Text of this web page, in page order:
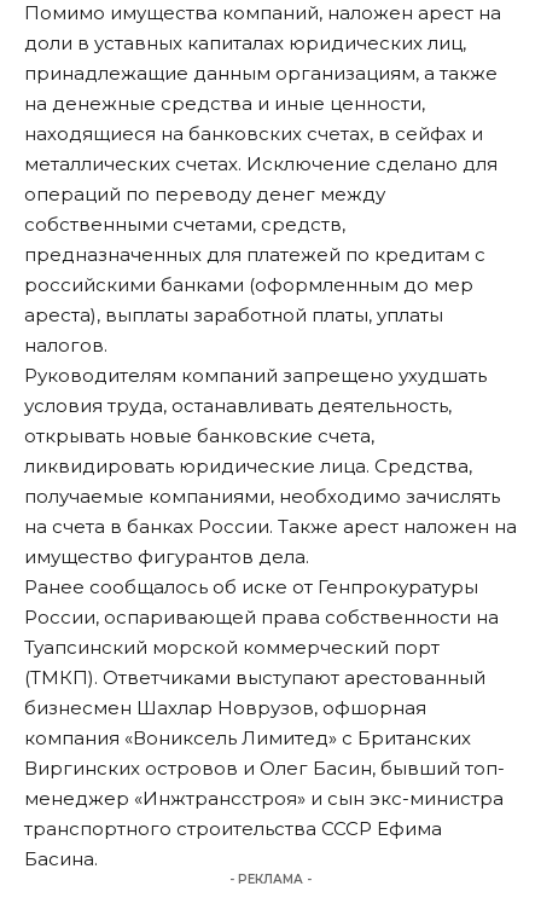
Помимо имущества компаний, наложен арест на
доли в уставных капиталах юридических лиц,
принадлежащие данным организациям, а также
на денежные средства и иные ценности,
находящиеся на банковских счетах, в сейфах и
металлических счетах. Исключение сделано для
операций по переводу денег между
собственными счетами, средств,
предназначенных для платежей по кредитам с
российскими банками (оформленным до мер
ареста), выплаты заработной платы, уплаты
налогов.
Руководителям компаний запрещено ухудшать
условия труда, останавливать деятельность,
открывать новые банковские счета,
ликвидировать юридические лица. Средства,
получаемые компаниями, необходимо зачислять
на счета в банках России. Также арест наложен на
имущество фигурантов дела.
Ранее сообщалось об иске от Генпрокуратуры
России, оспаривающей права собственности на
Туапсинский морской коммерческий порт
(ТМКП). Ответчиками выступают арестованный
бизнесмен Шахлар Новрузов, офшорная
компания «Вониксель Лимитед» с Британских
Виргинских островов и Олег Басин, бывший топ-
менеджер «Инжтрансстроя» и сын экс-министра
транспортного строительства СССР Ефима
Басина.
- РЕКЛАМА -